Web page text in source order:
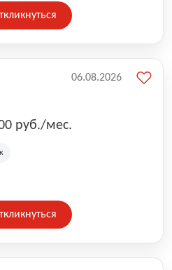
руб./мес.
06.08.2026